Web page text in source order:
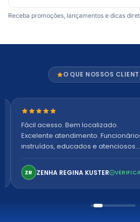
Receba promoções, lançamentos e dicas
O QUE NOSSOS
Nota 5 de 5 estrelas
Fácil acesso. Bem localizado.
Excelente atendimento.
instruídos, educados e atenciosos.
confortável. Perfeito!
ZR ZENHA REGINA KUSTER